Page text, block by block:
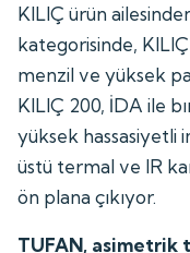
KILIÇ ürün
kategorisinde,
menzil ve yüksek
KILIÇ 200, İDA ile
yüksek hassasiyetli
üstü termal ve IR
ön plana çıkıyor.
TUFAN, asimetrik